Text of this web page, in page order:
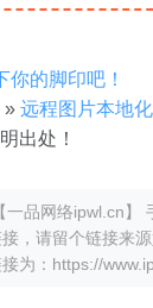
你的脚印吧！
» 远程图片本地
出处！
品网络ipwl.cn】
，请留个链接来
为：https://